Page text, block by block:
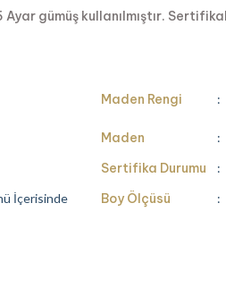
gümüş kullanılmıştır.
Maden Rengi
Maden
Sertifika Durumu
İçerisinde
Boy Ölçüsü